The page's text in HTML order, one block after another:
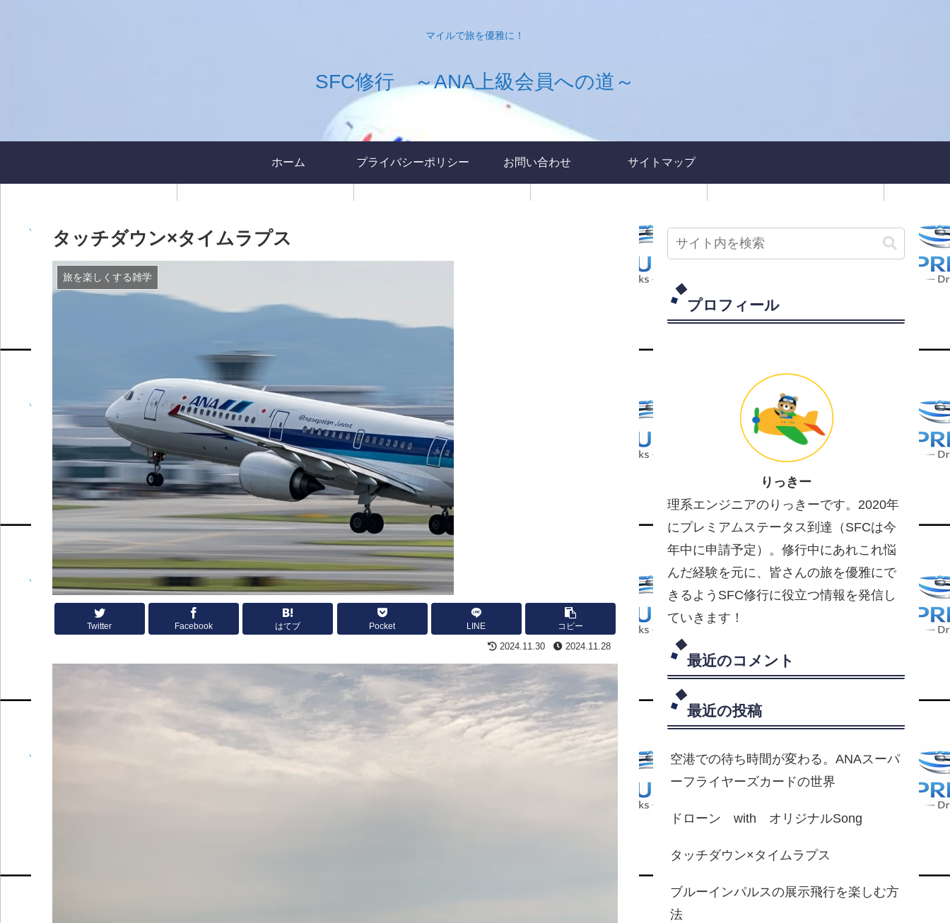
マイルで旅を優雅に！
SFC修行 ～ANA上級会員への道～
ホーム プライバシーポリシー お問い合わせ サイトマップ
タッチダウン×タイムラプス
旅を楽しくする雑学
Twitter Facebook はてブ Pocket LINE コピー
2024.11.30 2024.11.28
プロフィール
りっきー
理系エンジニアのりっきーです。2020年
にプレミアムステータス到達（SFCは今
年中に申請予定）。修行中にあれこれ悩
んだ経験を元に、皆さんの旅を優雅にで
きるようSFC修行に役立つ情報を発信し
ていきます！
最近のコメント
最近の投稿
空港での待ち時間が変わる。ANAスーパ
ーフライヤーズカードの世界
ドローン with オリジナルSong
タッチダウン×タイムラプス
ブルーインパルスの展示飛行を楽しむ方
法